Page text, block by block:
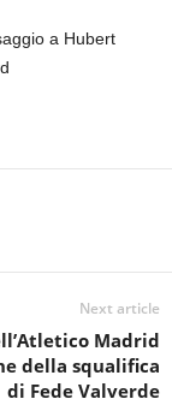
a Hubert
Next article
Madrid
della squalifica
di Fede Valverde